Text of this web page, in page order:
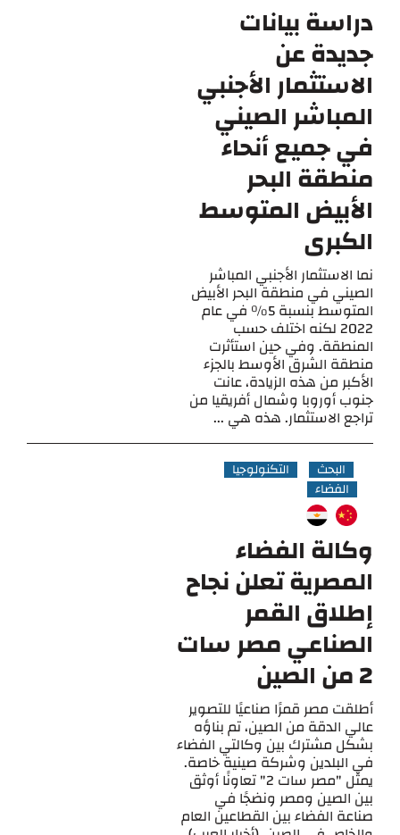
دراسة بيانات
جديدة عن
الاستثمار الأجنبي
المباشر الصيني
في جميع أنحاء
منطقة البحر
الأبيض المتوسط
الكبرى
نما الاستثمار الأجنبي المباشر
الصيني في منطقة البحر الأبيض
المتوسط بنسبة 5% في عام
2022 لكنه اختلف حسب
المنطقة. وفي حين استأثرت
منطقة الشرق الأوسط بالجزء
الأكبر من هذه الزيادة، عانت
جنوب أوروبا وشمال أفريقيا من
تراجع الاستثمار. هذه هي ...
البحث
التكنولوجيا
الفضاء
وكالة الفضاء
المصرية تعلن نجاح
إطلاق القمر
الصناعي مصر سات
2 من الصين
أطلقت مصر قمرًا صناعيًا للتصوير
عالي الدقة من الصين، تم بناؤه
بشكل مشترك بين وكالتي الفضاء
في البلدين وشركة صينية خاصة.
يمثل "مصر سات 2" تعاونًا أوثق
بين الصين ومصر ونضجًا في
صناعة الفضاء بين القطاعين العام